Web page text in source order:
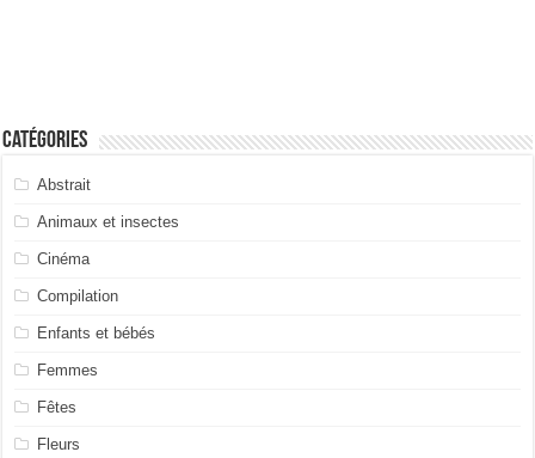
Catégories
Abstrait
Animaux et insectes
Cinéma
Compilation
Enfants et bébés
Femmes
Fêtes
Fleurs